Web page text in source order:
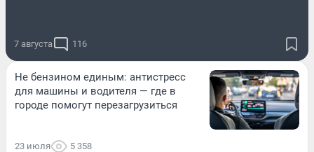
7 августа 116
Не бензином единым: антистресс
для машины и водителя — где в
городе помогут перезагрузиться
23 июля 5 358